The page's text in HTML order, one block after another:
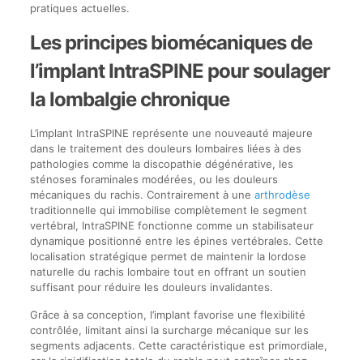
pratiques actuelles.
Les principes biomécaniques de
l’implant IntraSPINE pour soulager
la lombalgie chronique
L’implant IntraSPINE représente une nouveauté majeure
dans le traitement des douleurs lombaires liées à des
pathologies comme la discopathie dégénérative, les
sténoses foraminales modérées, ou les douleurs
mécaniques du rachis. Contrairement à une arthrodèse
traditionnelle qui immobilise complètement le segment
vertébral, IntraSPINE fonctionne comme un stabilisateur
dynamique positionné entre les épines vertébrales. Cette
localisation stratégique permet de maintenir la lordose
naturelle du rachis lombaire tout en offrant un soutien
suffisant pour réduire les douleurs invalidantes.
Grâce à sa conception, l’implant favorise une flexibilité
contrôlée, limitant ainsi la surcharge mécanique sur les
segments adjacents. Cette caractéristique est primordiale,